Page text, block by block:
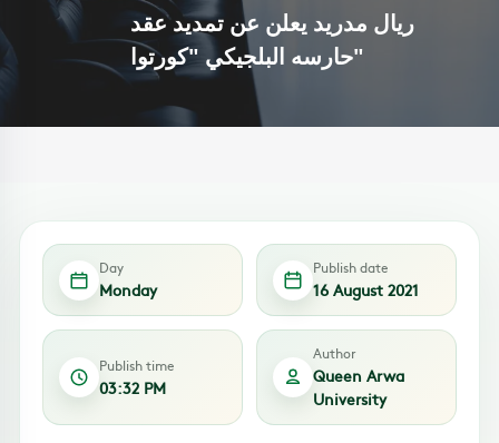
ريال مدريد يعلن عن تمديد عقد
حارسه البلجيكي "كورتوا"
Day
Monday
Publish date
16 August 2021
Publish time
03:32 PM
Author
Queen Arwa
University